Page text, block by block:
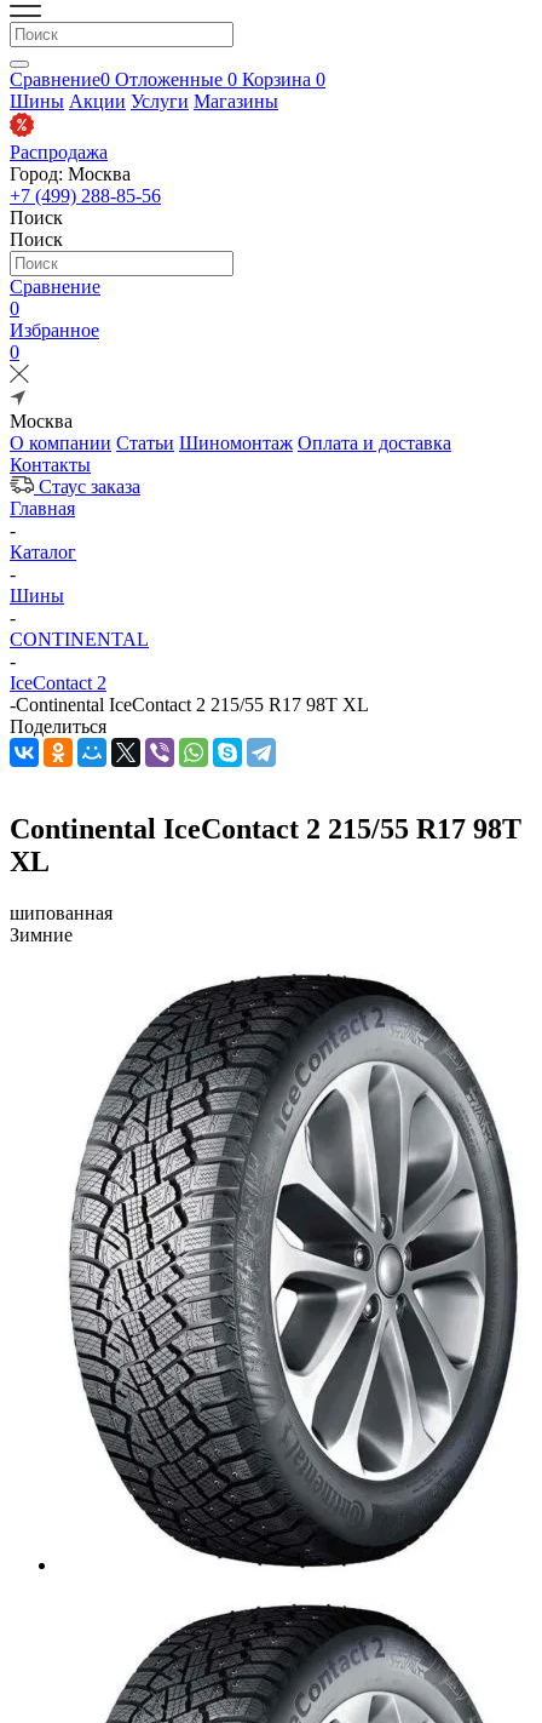
Сравнение0 Отложенные 0 Корзина 0
Шины Акции Услуги Магазины
Распродажа
Город: Москва
+7 (499) 288-85-56
Поиск
Поиск
Сравнение
0
Избранное
0
Москва
О компании Статьи Шиномонтаж Оплата и доставка
Контакты
Стаус заказа
Главная
-
Каталог
-
Шины
-
CONTINENTAL
-
IceContact 2
-Continental IceContact 2 215/55 R17 98T XL
Поделиться
Continental IceContact 2 215/55 R17 98T
XL
шипованная
Зимние